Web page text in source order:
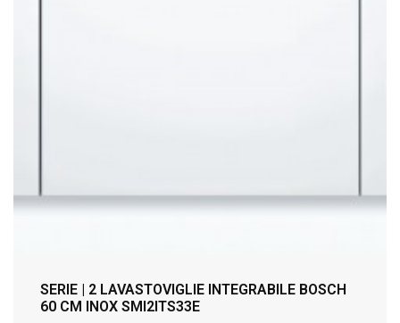
SERIE | 2 LAVASTOVIGLIE INTEGRABILE BOSCH
60 CM INOX SMI2ITS33E